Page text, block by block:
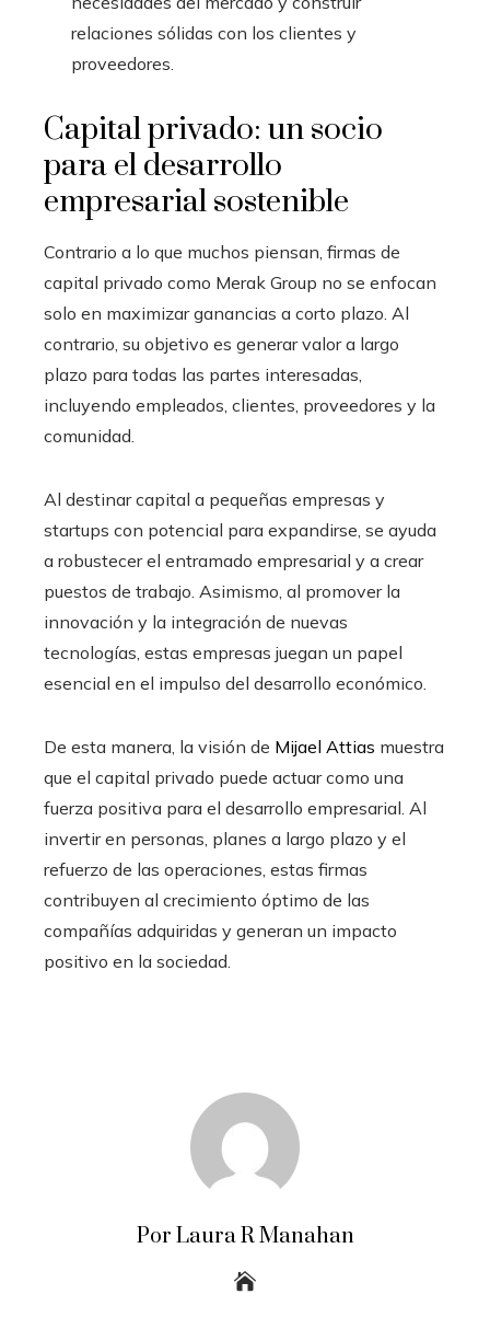
relaciones sólidas con los clientes y
proveedores.
Capital privado: un socio
para el desarrollo
empresarial sostenible
Contrario a lo que muchos piensan, firmas de
capital privado como Merak Group no se enfocan
solo en maximizar ganancias a corto plazo. Al
contrario, su objetivo es generar valor a largo
plazo para todas las partes interesadas,
incluyendo empleados, clientes, proveedores y la
comunidad.
Al destinar capital a pequeñas empresas y
startups con potencial para expandirse, se ayuda
a robustecer el entramado empresarial y a crear
puestos de trabajo. Asimismo, al promover la
innovación y la integración de nuevas
tecnologías, estas empresas juegan un papel
esencial en el impulso del desarrollo económico.
De esta manera, la visión de Mijael Attias muestra
que el capital privado puede actuar como una
fuerza positiva para el desarrollo empresarial. Al
invertir en personas, planes a largo plazo y el
refuerzo de las operaciones, estas firmas
contribuyen al crecimiento óptimo de las
compañías adquiridas y generan un impacto
positivo en la sociedad.
Por Laura R Manahan